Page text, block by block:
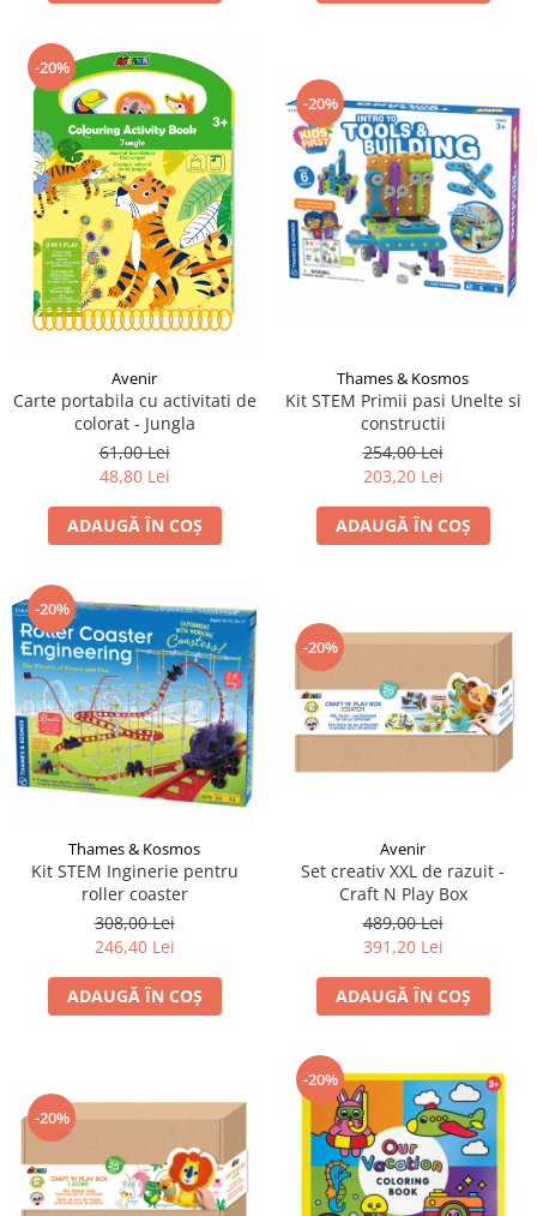
LEGO Creator Expert
LEGO Architecture
LEGO Ideas
LEGO Speed Champions
-20%
Avenir
Carte portabila cu activitati de
colorat - Jungla
61,00 Lei
48,80 Lei
ADAUGĂ ÎN COȘ
-20%
Thames & Kosmos
Kit STEM Primii pasi Unelte si
constructii
254,00 Lei
203,20 Lei
ADAUGĂ ÎN COȘ
-20%
Thames & Kosmos
Kit STEM Inginerie pentru
roller coaster
308,00 Lei
246,40 Lei
ADAUGĂ ÎN COȘ
-20%
Avenir
Set creativ XXL de razuit -
Craft N Play Box
489,00 Lei
391,20 Lei
ADAUGĂ ÎN COȘ
-20%
-20%